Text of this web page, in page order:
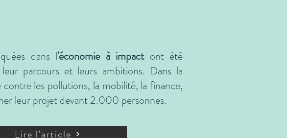
dans l'économie à impactont été
parcours et leurs ambitions. Dans la
les pollutions, la mobilité, la finance,
leur projet devant 2.000 personnes.
Lire l'article